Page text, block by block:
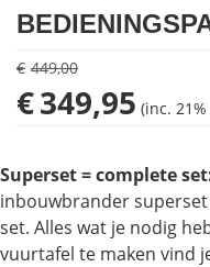
€ 449,00
Oorspronkelijke
prijs
€449,00.
€349,95 prijs
€349,95.
(inc. 21%
Superset = complete
inbouwbrander
set. Alles wat je nodig
vuurtafel te maken vind